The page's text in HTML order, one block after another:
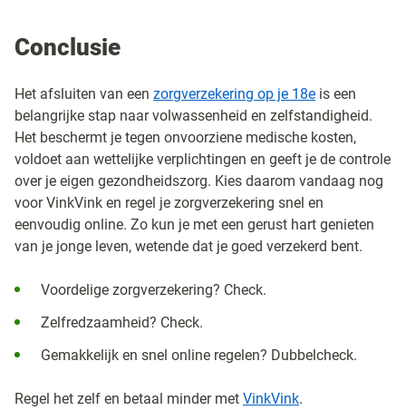
Conclusie
Het afsluiten van een zorgverzekering op je 18e is een
belangrijke stap naar volwassenheid en zelfstandigheid.
Het beschermt je tegen onvoorziene medische kosten,
voldoet aan wettelijke verplichtingen en geeft je de controle
over je eigen gezondheidszorg. Kies daarom vandaag nog
voor VinkVink en regel je zorgverzekering snel en
eenvoudig online. Zo kun je met een gerust hart genieten
van je jonge leven, wetende dat je goed verzekerd bent.
Voordelige zorgverzekering? Check.
Zelfredzaamheid? Check.
Gemakkelijk en snel online regelen? Dubbelcheck.
Regel het zelf en betaal minder met VinkVink.